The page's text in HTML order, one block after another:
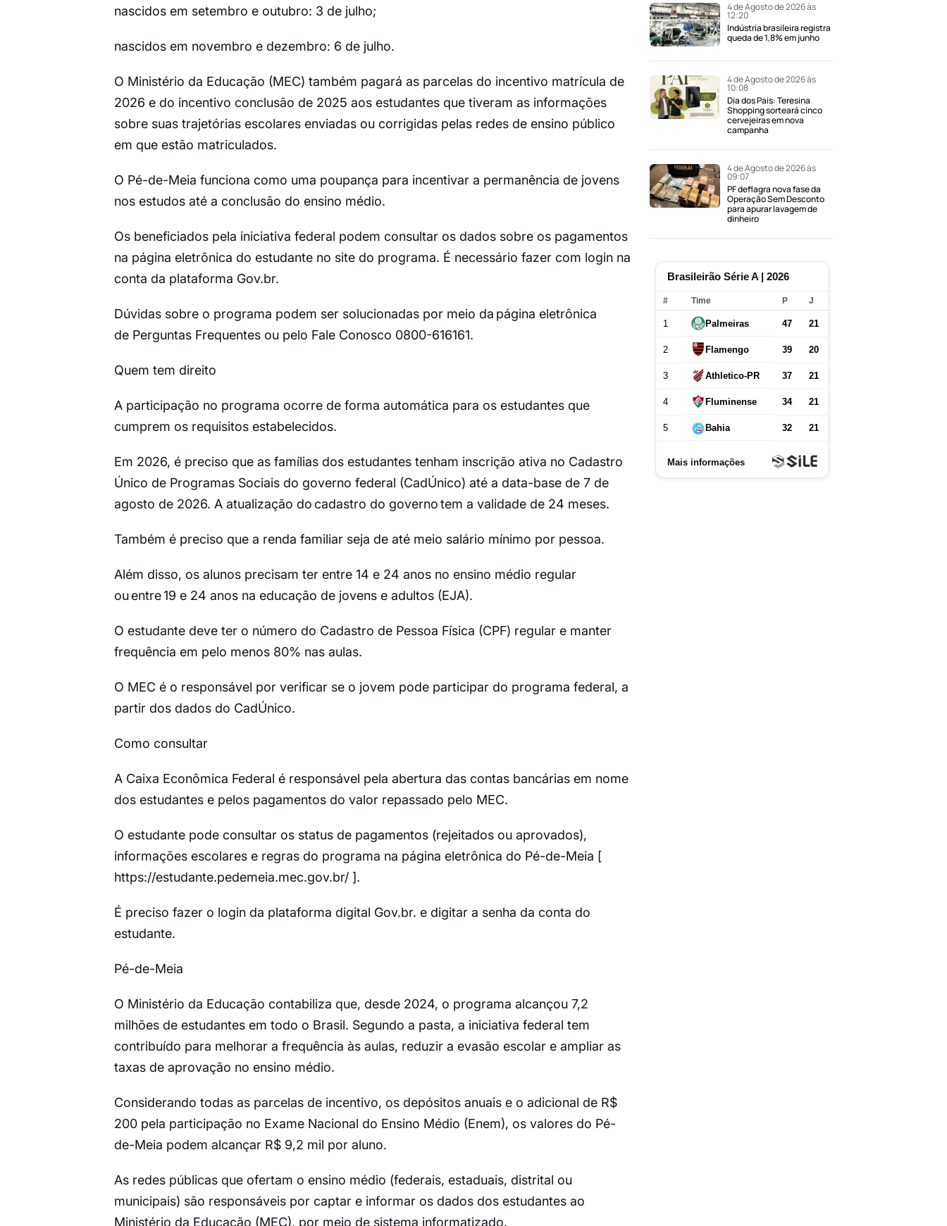
nascidos em setembro e outubro: 3 de julho;
nascidos em novembro e dezembro: 6 de julho.
O Ministério da Educação (MEC) também pagará as parcelas do incentivo matrícula de
2026 e do incentivo conclusão de 2025 aos estudantes que tiveram as informações
sobre suas trajetórias escolares enviadas ou corrigidas pelas redes de ensino público
em que estão matriculados.
O Pé-de-Meia funciona como uma poupança para incentivar a permanência de jovens
nos estudos até a conclusão do ensino médio.
Os beneficiados pela iniciativa federal podem consultar os dados sobre os pagamentos
na página eletrônica do estudante no site do programa. É necessário fazer com login na
conta da plataforma Gov.br.
Dúvidas sobre o programa podem ser solucionadas por meio da página eletrônica
de Perguntas Frequentes ou pelo Fale Conosco 0800-616161.
Quem tem direito
A participação no programa ocorre de forma automática para os estudantes que
cumprem os requisitos estabelecidos.
Em 2026, é preciso que as famílias dos estudantes tenham inscrição ativa no Cadastro
Único de Programas Sociais do governo federal (CadÚnico) até a data-base de 7 de
agosto de 2026. A atualização do cadastro do governo tem a validade de 24 meses.
Também é preciso que a renda familiar seja de até meio salário mínimo por pessoa.
Além disso, os alunos precisam ter entre 14 e 24 anos no ensino médio regular
ou entre 19 e 24 anos na educação de jovens e adultos (EJA).
O estudante deve ter o número do Cadastro de Pessoa Física (CPF) regular e manter
frequência em pelo menos 80% nas aulas.
O MEC é o responsável por verificar se o jovem pode participar do programa federal, a
partir dos dados do CadÚnico.
Como consultar
A Caixa Econômica Federal é responsável pela abertura das contas bancárias em nome
dos estudantes e pelos pagamentos do valor repassado pelo MEC.
O estudante pode consultar os status de pagamentos (rejeitados ou aprovados),
informações escolares e regras do programa na página eletrônica do Pé-de-Meia [
https://estudante.pedemeia.mec.gov.br/ ].
É preciso fazer o login da plataforma digital Gov.br. e digitar a senha da conta do
estudante.
Pé-de-Meia
O Ministério da Educação contabiliza que, desde 2024, o programa alcançou 7,2
milhões de estudantes em todo o Brasil. Segundo a pasta, a iniciativa federal tem
contribuído para melhorar a frequência às aulas, reduzir a evasão escolar e ampliar as
taxas de aprovação no ensino médio.
Considerando todas as parcelas de incentivo, os depósitos anuais e o adicional de R$
200 pela participação no Exame Nacional do Ensino Médio (Enem), os valores do Pé-
de-Meia podem alcançar R$ 9,2 mil por aluno.
As redes públicas que ofertam o ensino médio (federais, estaduais, distrital ou
municipais) são responsáveis por captar e informar os dados dos estudantes ao
Ministério da Educação (MEC), por meio de sistema informatizado.
4 de Agosto de 2026 às
12:20
Indústria brasileira registra
queda de 1,8% em junho
4 de Agosto de 2026 às
10:08
Dia dos Pais: Teresina
Shopping sorteará cinco
cervejeiras em nova
campanha
4 de Agosto de 2026 às
09:07
PF deflagra nova fase da
Operação Sem Desconto
para apurar lavagem de
dinheiro